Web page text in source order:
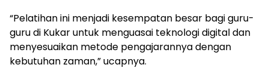
“Pelatihan ini menjadi kesempatan besar bagi guru-
guru di Kukar untuk menguasai teknologi digital dan
menyesuaikan metode pengajarannya dengan
kebutuhan zaman,” ucapnya.